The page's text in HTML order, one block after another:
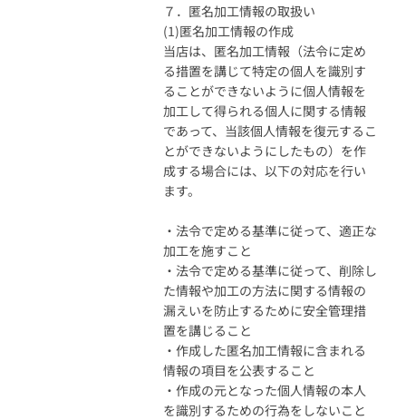
７．匿名加工情報の取扱い
(1)匿名加工情報の作成
当店は、匿名加工情報（法令に定め
る措置を講じて特定の個人を識別す
ることができないように個人情報を
加工して得られる個人に関する情報
であって、当該個人情報を復元するこ
とができないようにしたもの）を作
成する場合には、以下の対応を行い
ます。
・法令で定める基準に従って、適正な
加工を施すこと
・法令で定める基準に従って、削除し
た情報や加工の方法に関する情報の
漏えいを防止するために安全管理措
置を講じること
・作成した匿名加工情報に含まれる
情報の項目を公表すること
・作成の元となった個人情報の本人
を識別するための行為をしないこと